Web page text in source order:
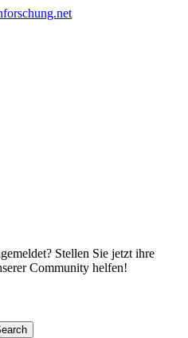
Stellen Sie jetzt ihre
Community helfen!